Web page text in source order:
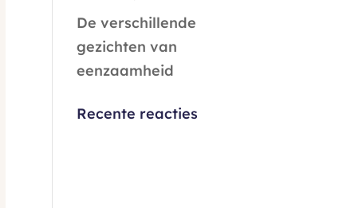
De verschillende
gezichten van
eenzaamheid
Recente reacties